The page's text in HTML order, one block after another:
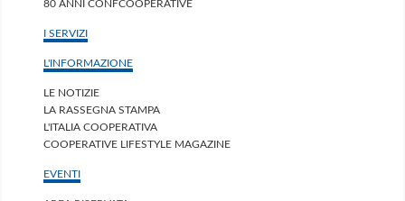
80 ANNI CONFCOOPERATIVE
I SERVIZI
L'INFORMAZIONE
LE NOTIZIE
LA RASSEGNA STAMPA
L'ITALIA COOPERATIVA
COOPERATIVE LIFESTYLE MAGAZINE
EVENTI